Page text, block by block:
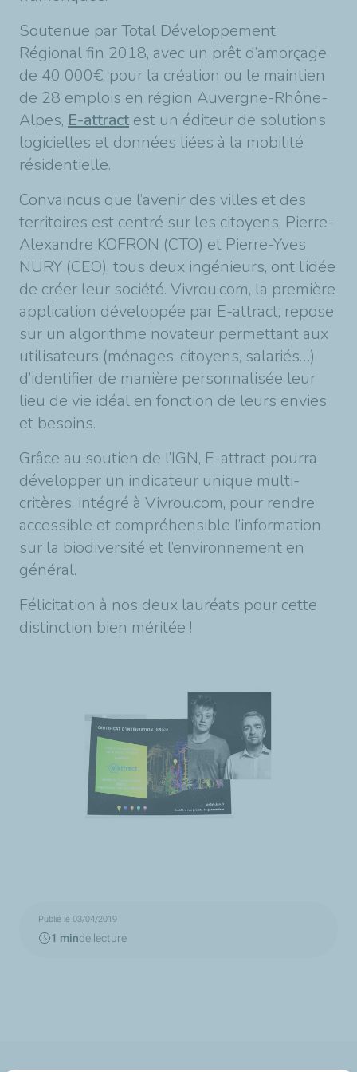
Soutenue par Total Développement
Régional fin 2018, avec un prêt d’amorçage
de 40 000€, pour la création ou le maintien
de 28 emplois en région Auvergne-Rhône-
Alpes, E-attractest un éditeur de solutions
logicielles et données liées à la mobilité
résidentielle.
Convaincus que l’avenir des villes et des
territoires est centré sur les citoyens, Pierre-
Alexandre KOFRON (CTO) et Pierre-Yves
NURY (CEO), tous deux ingénieurs, ont l’idée
de créer leur société. Vivrou.com, la première
application développée par E-attract, repose
sur un algorithme novateur permettant aux
utilisateurs (ménages, citoyens, salariés…)
d’identifier de manière personnalisée leur
lieu de vie idéal en fonction de leurs envies
et besoins.
Grâce au soutien de l’IGN, E-attract pourra
développer un indicateur unique multi-
critères, intégré à Vivrou.com, pour rendre
accessible et compréhensible l’information
sur la biodiversité et l’environnement en
général.
Félicitation à nos deux lauréats pour cette
distinction bien méritée !
Publié le 03/04/2019
1 minde lecture